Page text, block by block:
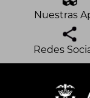
Nuestras
Redes